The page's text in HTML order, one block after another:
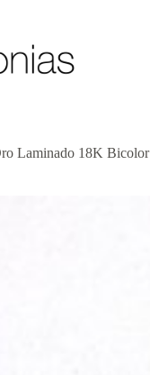
Laminado 18K Bicolor